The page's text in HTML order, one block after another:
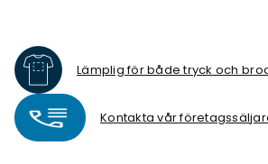
Lämplig för både tryck och
Kontakta vår